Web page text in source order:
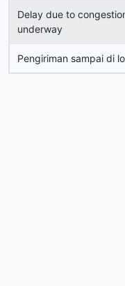
Delay due to
underway
Pengiriman sampai di